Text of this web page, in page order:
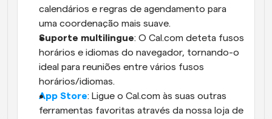
calendários e regras de agendamento para
uma coordenação mais suave.
Suporte multilingue: O Cal.com deteta fusos
horários e idiomas do navegador, tornando-o
ideal para reuniões entre vários fusos
horários/idiomas.
App Store: Ligue o Cal.com às suas outras
ferramentas favoritas através da nossa loja de